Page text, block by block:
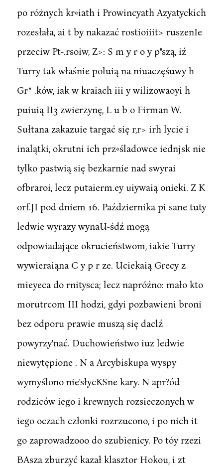
po różnych kr«iath i Prowincyath Azyatyckich
rozesłała, ai t by nakazać rostioiiit> ruszenIe
przeciw Pt-.rsoiw, Z>: S m y r o y p"szą, iź
Turry tak właśnie poluią na niuaczęśuwy h
Gr* .ków, iak w kraiach iii y wilizowaoyi h
puiuią II3 zwierzynę, L u b o Firman W.
Sułtana zakazuie targać się r,r> irh lycie i
inalątki, okrutni ich prz«śladowce iednjsk nie
tylko pastwią się bezkarnie nad swyrai
ofbraroi, lecz putaierm.ey uiywaią onieki. Z K
orf.JI pod dniem 16. Października pi sane tuty
ledwie wyrazy wynaU-śdź mogą
odpowiadające okrucieństwom, iakie Turry
wywieraiąna C y p r ze. Uciekaią Grecy z
mieyeca do rnitysca; lecz napróźno: mało kto
morutrcom III hodzi, gdyi pozbawieni broni
bez odporu prawie muszą się daclź
powyrzy'nać. Duchowieństwo iuz ledwie
niewytępione . N a Arcybiskupa wyspy
wymyślono nie'słycKSne kary. N apr?ód
rodziców iego i krewnych rozsieczonych w
iego oczach członki rozrzucono, i po nich it
go zaprowadzooo do szubienicy. Po tóy rzezi
BAsza zburzyć kazał klasztor Hokou, i zt